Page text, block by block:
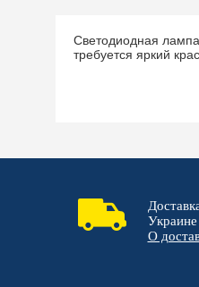
Светодиодная
требуется яркий
О